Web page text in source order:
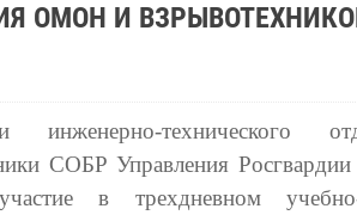
ОМОН И
инженерно-
СОБР Управления
в трехдневном